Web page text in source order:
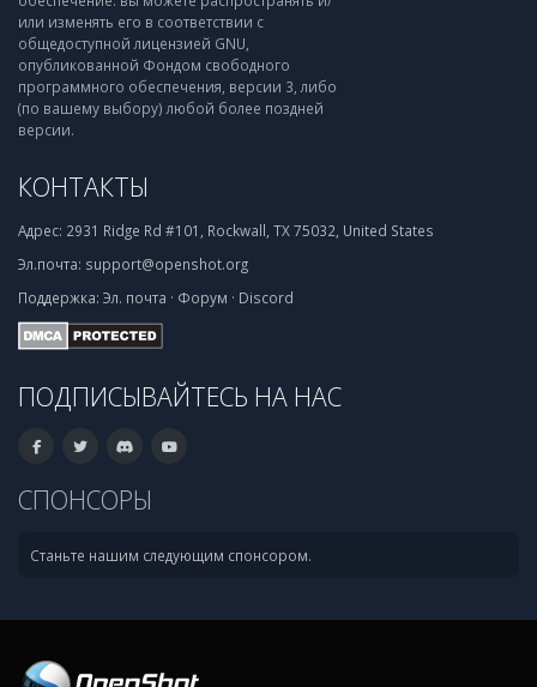
или изменять его в соответствии с
общедоступной лицензией GNU,
опубликованной Фондом свободного
программного обеспечения, версии 3, либо
(по вашему выбору) любой более поздней
версии.
КОНТАКТЫ
Адрес: 2931 Ridge Rd #101, Rockwall, TX 75032, United States
Эл.почта: support@openshot.org
Поддержка: Эл. почта · Форум · Discord
ПОДПИСЫВАЙТЕСЬ НА НАС
СПОНСОРЫ
Станьте нашим следующим спонсором.